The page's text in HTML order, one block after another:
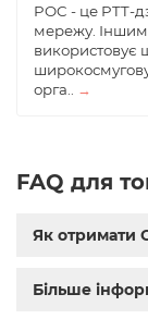
POC - це PTT-
мережу.
використовує
орга..
→
FAQ для
Як отримати
Більше